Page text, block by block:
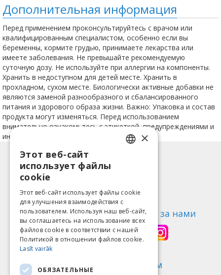
Дополнительная информация
Перед применением проконсультируйтесь с врачом или
квалифицированным специалистом, особенно если вы
беременны, кормите грудью, принимаете лекарства или
имеете заболевания. Не превышайте рекомендуемую
суточную дозу. Не используйте при аллергии на компоненты.
Хранить в недоступном для детей месте. Хранить в
прохладном, сухом месте. Биологически активные добавки не
являются заменой разнообразного и сбалансированного
питания и здорового образа жизни. Важно: Упаковка и состав
продукта могут изменяться. Перед использованием
внимательно ознакомьтесь с этикеткой, предупреждениями и
инструкцией.
Информация
Возврат товара
О нас
Контакты
Правила пользования
Политика конфиденциальности
Следи за нами
Найди нас Мы принимаем
LITHUANIAN
ESTONIAN
RUSSIAN
×
Этот веб-сайт
использует файлы
cookie
Этот веб-сайт использует файлы cookie
для улучшения взаимодействия с
пользователем. Используя наш веб-сайт,
вы соглашаетесь на использование всех
файлов cookie в соответствии с нашей
Политикой в ​​отношении файлов cookie.
Lasīt vairāk
ОБЯЗАТЕЛЬНЫЕ